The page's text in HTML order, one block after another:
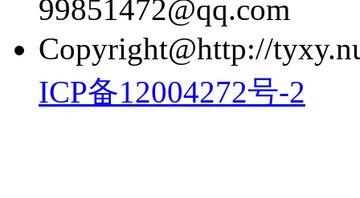
99851472@qq.com
Copyright@http://
ICP备12004272号-2